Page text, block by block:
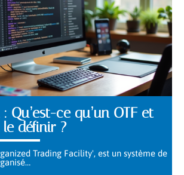
Qu’est-ce qu’un OTF et
définir ?
Trading Facility', est un système de
…